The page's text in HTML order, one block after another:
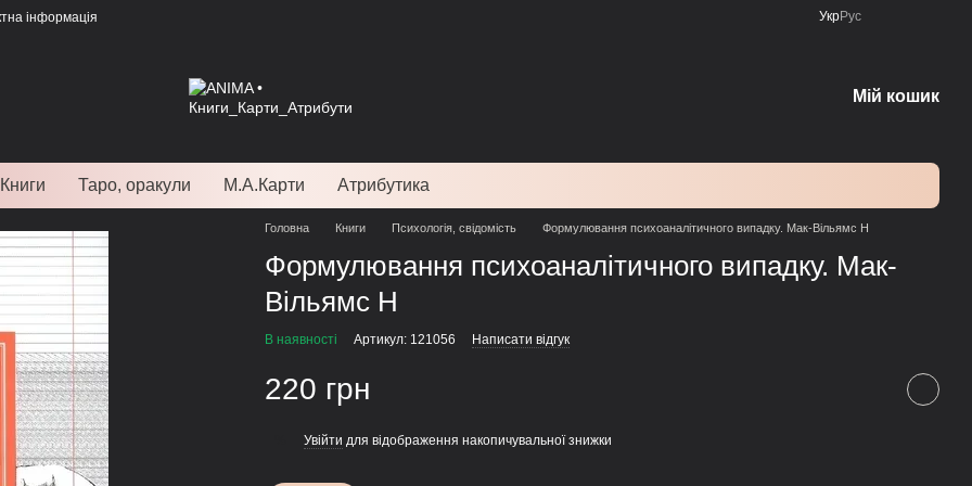
інформація УкрРус
Мій кошик
Книги Таро, оракули М.А.Карти Атрибутика
Головна Книги Психологія, свідомість Формулювання психоаналітичного випадку. Мак-Вільямс Н
Формулювання психоаналітичного випадку. Мак-
Вільямс Н
В наявності Артикул: 121056 Написати відгук
220 грн
Увійти для відображення накопичувальної знижки